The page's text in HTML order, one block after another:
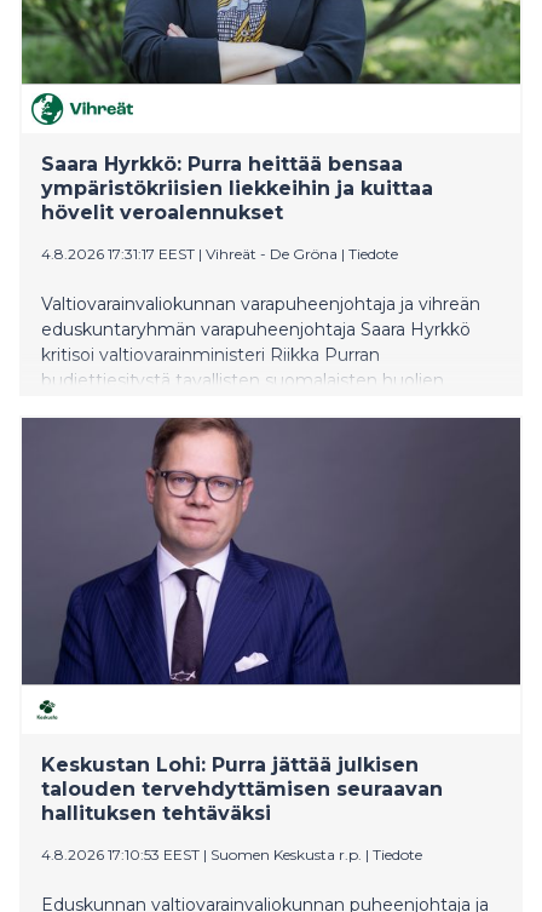
Saara Hyrkkö: Purra heittää bensaa
ympäristökriisien liekkeihin ja kuittaa
hövelit veroalennukset
4.8.2026 17:31:17 EEST | Vihreät - De Gröna | Tiedote
Valtiovarainvaliokunnan varapuheenjohtaja ja vihreän
eduskuntaryhmän varapuheenjohtaja Saara Hyrkkö
kritisoi valtiovarainministeri Riikka Purran
budjettiesitystä tavallisten suomalaisten huolien
ympäristökriisien liekkeihin.
Keskustan Lohi: Purra jättää julkisen
talouden tervehdyttämisen seuraavan
hallituksen tehtäväksi
4.8.2026 17:10:53 EEST | Suomen Keskusta r.p. | Tiedote
Eduskunnan valtiovarainvaliokunnan puheenjohtaja ja